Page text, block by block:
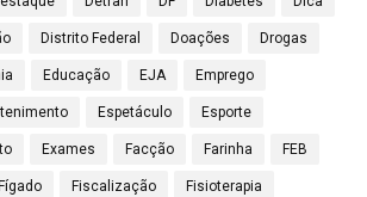
Distrito Federal Doações Drogas
Educação EJA Emprego
Espetáculo Esporte
Exames Facção Farinha FEB
Fígado Fiscalização Fisioterapia